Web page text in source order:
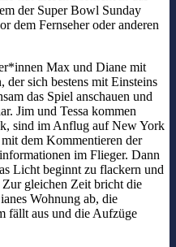
der Super Bowl Sunday
dem Fernseher oder anderen
Max und Diane mit
der sich bestens mit Einsteins
das Spiel anschauen und
Jim und Tessa kommen
sind im Anflug auf New York
dem Kommentieren der
im Flieger. Dann
Licht beginnt zu flackern und
gleichen Zeit bricht die
Wohnung ab, die
fällt aus und die Aufzüge